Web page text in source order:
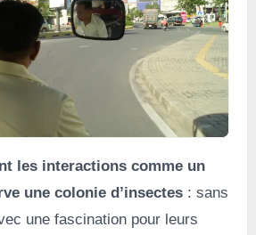
les interactions comme un
une colonie d’insectes: sans
une fascination pour leurs